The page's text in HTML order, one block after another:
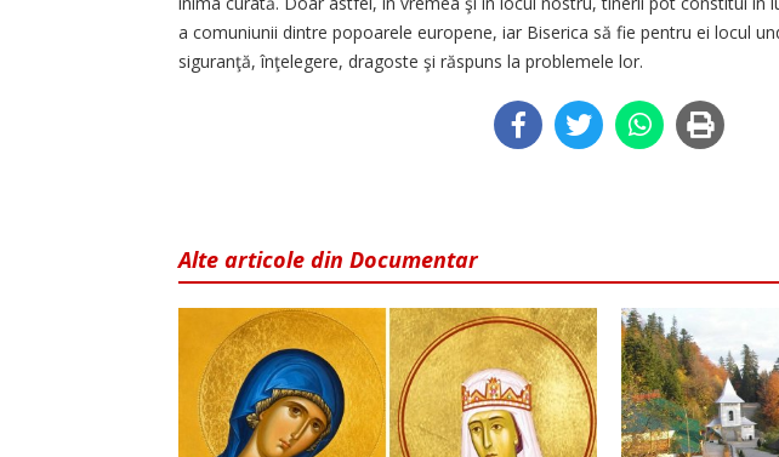
a comuniunii dintre popoarele europene, iar Biserica să fie pentru ei locul
siguranţă, înţelegere, dragoste şi răspuns la problemele lor.
Alte articole din Documentar